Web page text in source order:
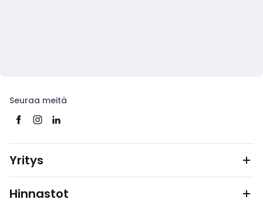
Seuraa meitä
Yritys
Hinnastot